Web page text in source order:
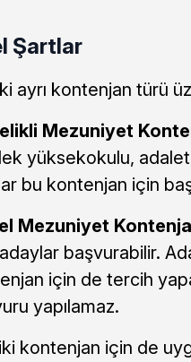
Şartlar
ayrı kontenjan türü
Mezuniyet
yüksekokulu,
bu kontenjan için
Mezuniyet
başvurabilir.
için de tercih
yapılamaz.
kontenjan için de